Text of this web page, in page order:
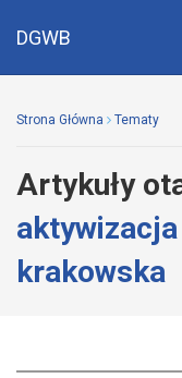
DGWB
Strona Główna Tematy
Artykuły
krakowska